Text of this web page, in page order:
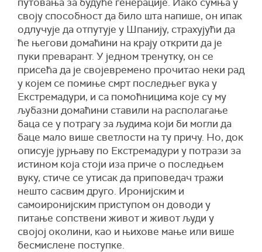
своју способност да било шта напише, он ипак
одлучује да отпутује у Шпанију, страхујући да
ће његови домаћини на крају открити да је
пуки преварант. У једном тренутку, он се
присећа да је својевремено прочитао неки рад
у којем се помиње смрт последњег вука у
Екстремадури, и са помоћницима које су му
љубазни домаћини ставили на располагање
баца се у потрагу за људима који би могли да
баце мало више светлости на ту причу. Но, док
описује јурњаву по Екстремадури у потрази за
истином која стоји иза приче о последњем
вуку, стиче се утисак да приповедач тражи
нешто сасвим друго. Иронијским и
самоиронијским приступом он доводи у
питање сопствени живот и живот људи у
својој околини, као и њихове мање или више
бесмислене поступке.